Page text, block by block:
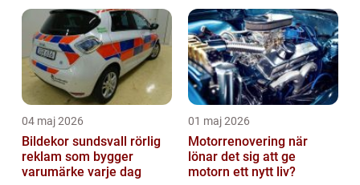
04 maj 2026
Bildekor sundsvall rörlig
reklam som bygger
varumärke varje dag
01 maj 2026
Motorrenovering när
lönar det sig att ge
motorn ett nytt liv?